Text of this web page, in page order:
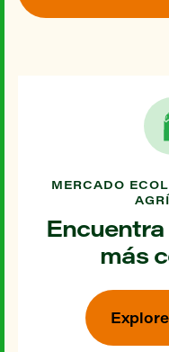
MERCADO
más